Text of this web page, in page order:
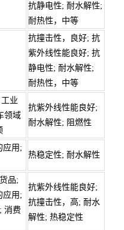
抗静电性; 耐水解性;
耐热性，中等
抗撞击性，良好; 抗
紫外线性能良好; 抗
静电性; 耐水解性;
耐热性，中等
业
领域
抗紫外线性能良好;
耐水解性; 阻燃性
应用;
热稳定性; 耐水解性
品;
应用;
消费
抗紫外线性能良好;
抗撞击性，高; 耐水
解性; 热稳定性